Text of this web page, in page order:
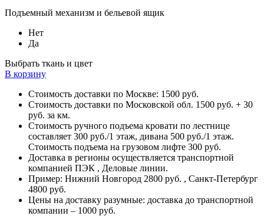
Подъемный механизм и бельевой ящик
Нет
Да
Выбрать ткань и цвет
В корзину
Стоимость доставки по Москве: 1500 руб.
Стоимость доставки по Московской обл. 1500 руб. + 30
руб. за км.
Стоимость ручного подъема кровати по лестнице
составляет 300 руб./1 этаж, дивана 500 руб./1 этаж.
Стоимость подъема на грузовом лифте 300 руб.
Доставка в регионы осуществляется транспортной
компанией ПЭК , Деловые линии.
Пример: Нижний Новгород 2800 руб. , Санкт-Петербург
4800 руб.
Цены на доставку разумные: доставка до транспортной
компании – 1000 руб.